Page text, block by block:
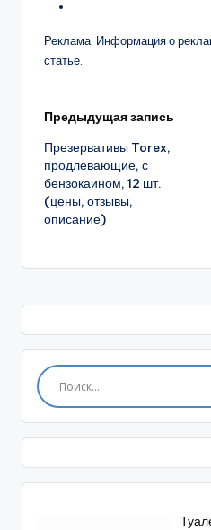
Реклама. Информация о
статье.
Навигация
записи
Предыдущая запись
Презервативы Torex,
продлевающие, с
бензокаином, 12 шт.
(цены, отзывы,
описание)